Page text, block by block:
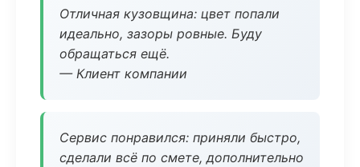
Отличная кузовщина: цвет попали
идеально, зазоры ровные. Буду
обращаться ещё.
— Клиент компании
Сервис понравился: приняли быстро,
сделали всё по смете, дополнительно